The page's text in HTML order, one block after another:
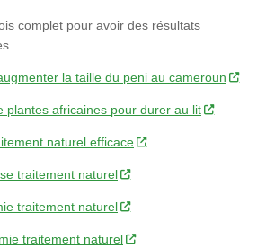
complet pour avoir des résultats
la taille du peni au cameroun
plantes africaines pour durer au lit
naturel efficace
traitement naturel
traitement naturel
traitement naturel